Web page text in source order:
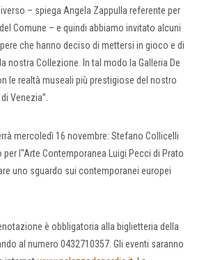
– spiega Angela Zappulla referente per
Comune – e quindi abbiamo invitato alcuni
che hanno deciso di mettersi in gioco e di
nostra Collezione. In tal modo la Galleria De
le realtà museali più prestigiose del nostro
Venezia”.
mercoledì 16 novembre: Stefano Collicelli
per l''Arte Contemporanea Luigi Pecci di Prato
uno sguardo sui contemporanei europei
è obbligatoria alla biglietteria della
al numero 0432710357. Gli eventi saranno